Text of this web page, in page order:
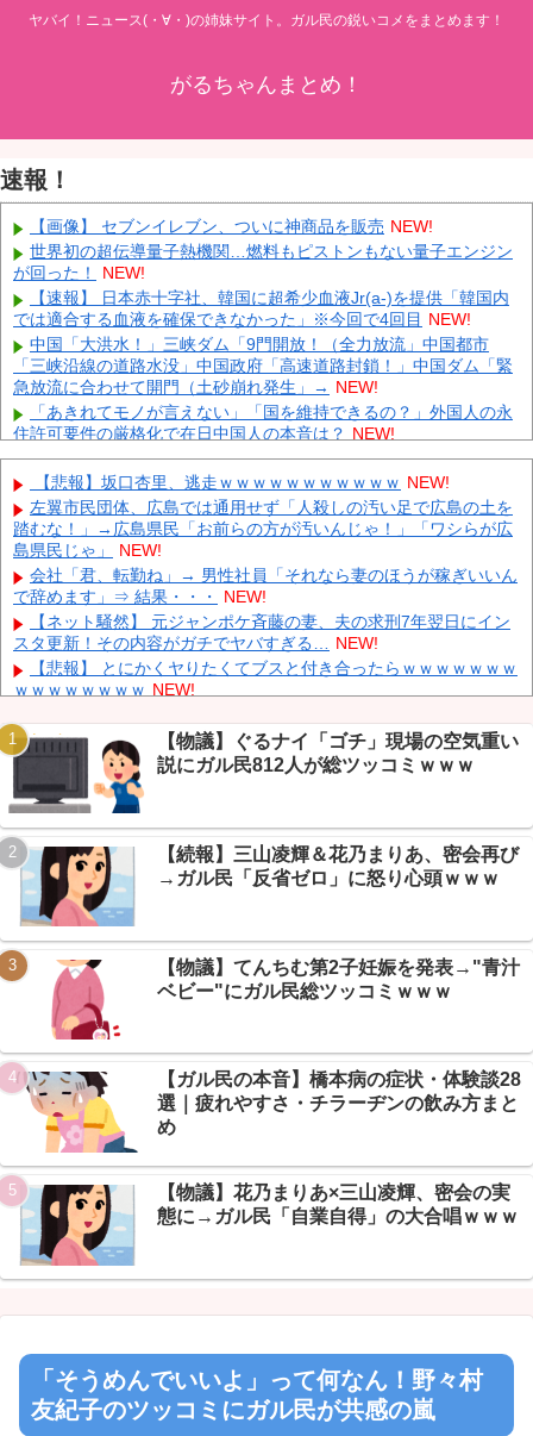
ヤバイ！ニュース(・∀・)の姉妹サイト。ガル民の鋭いコメをまとめます！
がるちゃんまとめ！
速報！
【画像】 セブンイレブン、ついに神商品を販売 NEW!
世界初の超伝導量子熱機関…燃料もピストンもない量子エンジン
が回った！
NEW!
【速報】 日本赤十字社、韓国に超希少血液Jr(a-)を提供「韓国内
では適合する血液を確保できなかった」※今回で4回目 NEW!
中国「大洪水！」三峡ダム「9門開放！（全力放流」中国都市
「三峡沿線の道路水没」中国政府「高速道路封鎖！」中国ダム「緊
急放流に合わせて開門（土砂崩れ発生」→ NEW!
「あきれてモノが言えない」「国を維持できるの？」外国人の永
住許可要件の厳格化で在日中国人の本音は？ NEW!
藤あや子が事務所独立でモメていた!?バーニング二代目社長が売
上やギャラの配分を明かして異例の告白 NEW!
キャデラックF1、致命的なブレーキ問題の原因が明らかになるも
解決には至っておらずめども立たず NEW!
【画像】 テレ朝の気象予報士さん、意外と小さかった
やっぱり肉が好き NEW!
外国人「2026年バロンドールは誰が受賞すべき?」エンバペ、今
季無冠でも初受賞か!?海外ファンが考える本命とは!?【海外の反
応】 NEW!
Powered by livedoor 相互RSS
【悲報】坂口杏里、逃走ｗｗｗｗｗｗｗｗｗｗｗ NEW!
左翼市民団体、広島では通用せず「人殺しの汚い足で広島の土を
踏むな！」→広島県民「お前らの方が汚いんじゃ！」「ワシらが広
島県民じゃ」
NEW!
会社「君、転勤ね」→ 男性社員「それなら妻のほうが稼ぎいいん
で辞めます」⇒ 結果・・・
NEW!
【ネット騒然】 元ジャンポケ斉藤の妻、夫の求刑7年翌日にイン
スタ更新！その内容がガチでヤバすぎる… NEW!
【悲報】 とにかくヤりたくてブスと付き合ったらｗｗｗｗｗｗｗ
ｗｗｗｗｗｗｗｗ NEW!
は高いな」の声ｗｗｗ NEW!
【速報】レインボー池田、元読売テレビ佐藤佳奈アナと電撃結婚
→馴れ初め全部まとめたｗｗｗ
【悲報】テレ東アナ『カメラ向けるな！』投稿がブーメランｗｗ
ｗ取材クルーも一般人撮りまくりだったｗｗｗ何様やねんｗｗｗ
NEW!
【速報】PCA、WAR8.0で大谷超え→守備最高評価にエッヂ民大
紛糾ｗｗｗ NEW!
【まとめ】靖国神社、まさかのコスプレ禁止令→愛国コスプレ会
場化していた過去画像にネット民阿鼻叫喚ｗｗｗ NEW!
Powered by livedoor 相互RSS
【物議】ぐるナイ「ゴチ」現場の空気重い
説にガル民812人が総ツッコミｗｗｗ
【続報】三山凌輝＆花乃まりあ、密会再び
→ガル民「反省ゼロ」に怒り心頭ｗｗｗ
【物議】てんちむ第2子妊娠を発表→"青汁
ベビー"にガル民総ツッコミｗｗｗ
【ガル民の本音】橋本病の症状・体験談28
選｜疲れやすさ・チラーヂンの飲み方まと
め
【物議】花乃まりあ×三山凌輝、密会の実
態に→ガル民「自業自得」の大合唱ｗｗｗ
「そうめんでいいよ」って何なん！野々村
友紀子のツッコミにガル民が共感の嵐